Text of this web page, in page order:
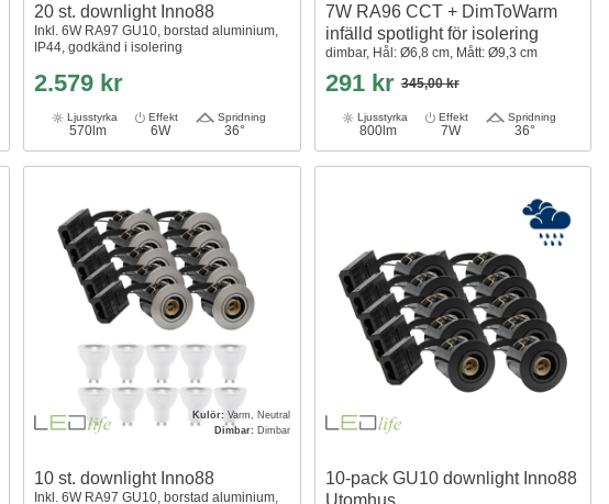
20 st. downlight Inno88
Inkl. 6W RA97 GU10, borstad aluminium,
IP44, godkänd i isolering
2.579 kr
Ljusstyrka
570lm
Effekt
6W
Spridning
36°
7W RA96 CCT + DimToWarm
infälld spotlight för isolering
dimbar, Hål: Ø6,8 cm, Mått: Ø9,3 cm
291 kr345,00 kr
Ljusstyrka
800lm
Effekt
7W
Spridning
36°
Kulör: Varm, Neutral
Dimbar: Dimbar
10 st. downlight Inno88
Inkl. 6W RA97 GU10, borstad aluminium,
10-pack GU10 downlight Inno88
Utomhus